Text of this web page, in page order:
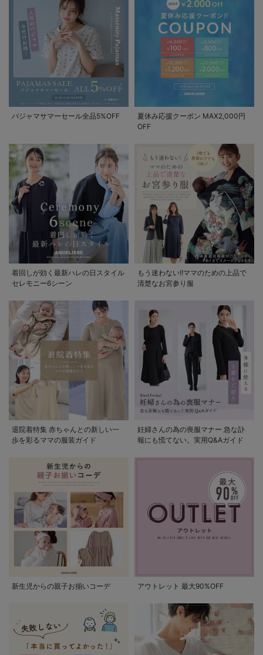
パジャマサマーセール全品5%OFF
夏休み応援クーポン MAX2,000円
OFF
着回しが効く最新ハレの日スタイル
セレモニー6シーン
もう迷わない!!ママのための上品で
清楚なお宮参り服
退院着特集 赤ちゃんとの新しい一
歩を彩るママの服装ガイド
妊婦さんの為の喪服マナー 急な訃
報にも慌てない。実用Q&Aガイド
新生児からの親子お揃いコーデ アウトレット 最大90%OFF